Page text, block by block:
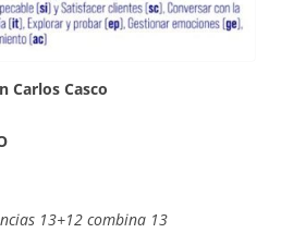
Carlos Casco
13+12 combina 13